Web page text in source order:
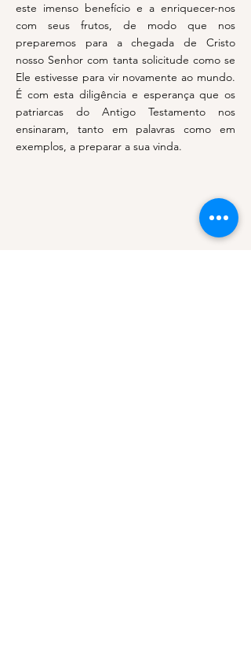
este imenso benefício e a enriquecer-nos
com seus frutos, de modo que nos
preparemos para a chegada de Cristo
nosso Senhor com tanta solicitude como se
Ele estivesse para vir novamente ao mundo.
É com esta diligência e esperança que os
patriarcas do Antigo Testamento nos
ensinaram, tanto em palavras como em
exemplos, a preparar a sua vinda.